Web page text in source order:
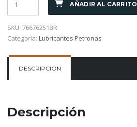
AÑADIR AL CARRITO
SKU: 76676251BR
Categoría: Lubricantes Petronas
DESCRIPCIÓN
Descripción